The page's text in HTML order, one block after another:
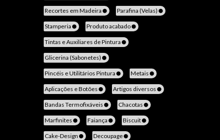
Recortes em Madeira Parafina (Velas)
Stamperia Produto acabado
Tintas e Auxiliares de Pintura
Glicerina (Sabonetes)
Pincéis e Utilitários Pintura Metais
Aplicações e Botões Artigos diversos
Bandas Termofixáveis Chacotas
Marfinites Faiança Biscuit
Cake-Design Decoupage